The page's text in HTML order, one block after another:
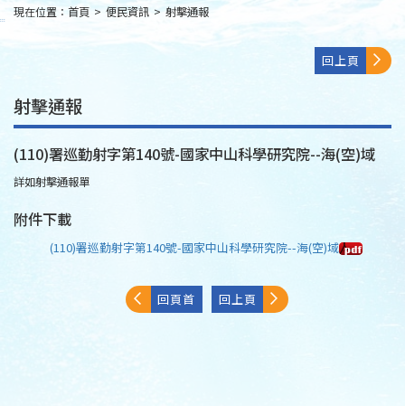
:::
現在位置： 首頁 > 便民資訊 > 射擊通報
回上頁
射擊通報
(110)署巡勤射字第140號-國家中山科學研究院--海(空)域
詳如射擊通報單
附件下載
(110)署巡勤射字第140號-國家中山科學研究院--海(空)域
回頁首 回上頁